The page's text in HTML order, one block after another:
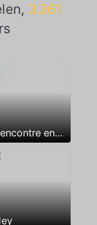
3.361
Rencontre entre mecs